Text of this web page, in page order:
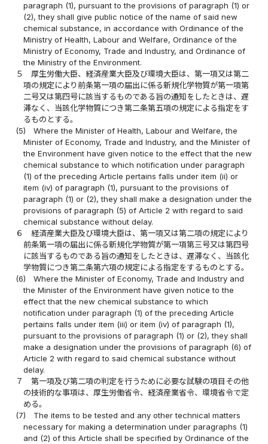
paragraph (1), pursuant to the provisions of paragraph (1) or
(2), they shall give public notice of the name of said new
chemical substance, in accordance with Ordinance of the
Ministry of Health, Labour and Welfare, Ordinance of the
Ministry of Economy, Trade and Industry, and Ordinance of
the Ministry of the Environment.
５
厚生労働大臣、経済産業大臣及び環境大臣は、第一項又は第二
項の規定により前条第一項の届出に係る新規化学物質が第一項第
二号又は第四号に該当するものである旨の通知をしたときは、遅
滞なく、当該化学物質につき第二条第五項の規定による指定をす
るものとする。
(5)
Where the Minister of Health, Labour and Welfare, the
Minister of Economy, Trade and Industry, and the Minister of
the Environment have given notice to the effect that the new
chemical substance to which notification under paragraph
(1) of the preceding Article pertains falls under item (ii) or
item (iv) of paragraph (1), pursuant to the provisions of
paragraph (1) or (2), they shall make a designation under the
provisions of paragraph (5) of Article 2 with regard to said
chemical substance without delay.
６
経済産業大臣及び環境大臣は、第一項又は第二項の規定により
前条第一項の届出に係る新規化学物質が第一項第三号又は第四号
に該当するものである旨の通知をしたときは、遅滞なく、当該化
学物質につき第二条第六項の規定による指定をするものとする。
(6)
Where the Minister of Economy, Trade and Industry and
the Minister of the Environment have given notice to the
effect that the new chemical substance to which
notification under paragraph (1) of the preceding Article
pertains falls under item (iii) or item (iv) of paragraph (1),
pursuant to the provisions of paragraph (1) or (2), they shall
make a designation under the provisions of paragraph (6) of
Article 2 with regard to said chemical substance without
delay.
７
第一項及び第二項の判定を行うために必要な試験の項目その他
の技術的な事項は、厚生労働省令、経済産業省令、環境省令で定
める。
(7)
The items to be tested and any other technical matters
necessary for making a determination under paragraphs (1)
and (2) of this Article shall be specified by Ordinance of the